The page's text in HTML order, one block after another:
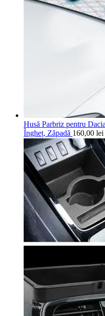
Husă Parbriz pentru
Îngheț, Zăpadă 160,00 lei